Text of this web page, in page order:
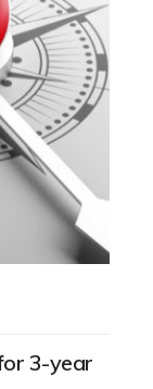
3-year